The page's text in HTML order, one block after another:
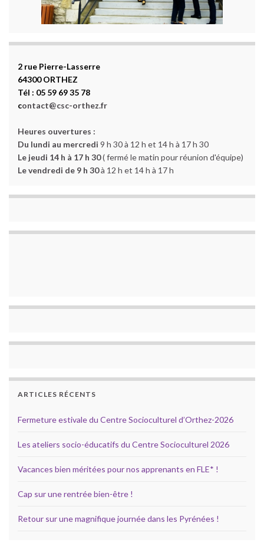
2 rue Pierre-Lasserre
64300 ORTHEZ
Tél : 05 59 69 35 78
contact@csc-orthez.fr
Heures ouvertures :
Du lundi au mercredi 9 h 30 à 12 h et 14 h à 17 h 30
Le jeudi 14 h à 17 h 30( fermé le matin pour réunion d'équipe)
Le vendredi de 9 h 30à 12 h et 14 h à 17 h
ARTICLES RÉCENTS
Fermeture estivale du Centre Socioculturel d’Orthez-2026
Les ateliers socio-éducatifs du Centre Socioculturel 2026
Vacances bien méritées pour nos apprenants en FLE* !
Cap sur une rentrée bien-être !
Retour sur une magnifique journée dans les Pyrénées !